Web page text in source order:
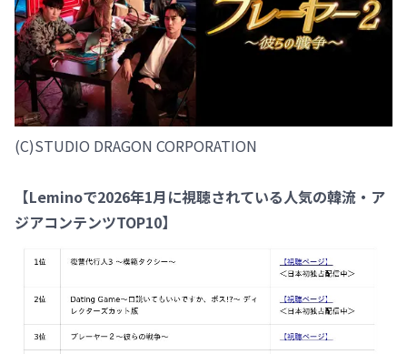
(C)STUDIO DRAGON CORPORATION
【Leminoで2026年1月に視聴されている人気の韓流・ア
ジアコンテンツTOP10】